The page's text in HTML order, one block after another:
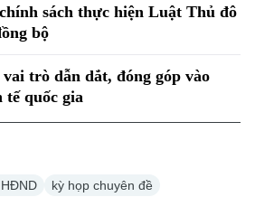
sách thực hiện Luật Thủ đô
bộ
trò dẫn dắt, đóng góp vào
quốc gia
kỳ họp chuyên đề